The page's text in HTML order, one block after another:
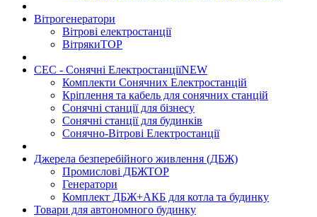
Вітрогенератори
Вітрові електростанції
ВітрякиTOP
СЕС - Сонячні ЕлектростанціїNEW
Комплекти Сонячних Електростанцій
Кріплення та кабель для сонячних станцій
Сонячні станції для бізнесу
Сонячні станції для будинків
Сонячно-Вітрові Електростанції
Джерела безперебійного живлення (ДБЖ)
Промислові ДБЖTOP
Генератори
Комплект ДБЖ+АКБ для котла та будинку
Товари для автономного будинку